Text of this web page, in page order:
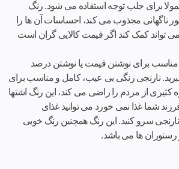
برای جلب توجه استفاده می شود. رنگ
ناگهانی مجذوب می کند، احساسات آن ها را
تواند کمک کند اگر قیمت کالایی گران است
مناسب برای نوشتن قیمت یا نوشتن درصد
نارنجی رنگی بی عیب، کامل و مناسب برای
از مردم را راضی می کند، این رنگ اشتها
شما غذا نمی خورد می توانید غذای
نارنجی سرو کنید. این رنگ همچنین رنگ خوبی
رستوران ها می باشد.